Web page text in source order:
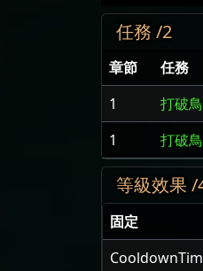
任務 /2
章節 任務
1
打破
1
打破
等級效果 /
固定